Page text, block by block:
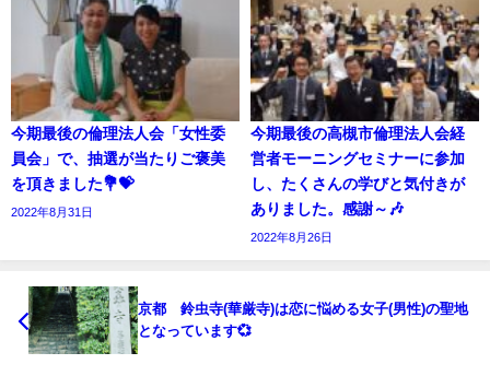
今期最後の倫理法人会「女性委
員会」で、抽選が当たりご褒美
を頂きました💐💝
2022年8月31日
今期最後の高槻市倫理法人会経
営者モーニングセミナーに参加
し、たくさんの学びと気付きが
ありました。感謝～🎶
2022年8月26日
京都 鈴虫寺(華厳寺)は恋に悩める女子(男性)の聖地
となっています💞